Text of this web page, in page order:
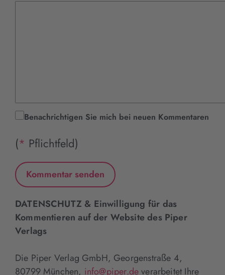
Benachrichtigen Sie mich bei neuen Kommentaren
(* Pflichtfeld)
DATENSCHUTZ & Einwilligung für das
Kommentieren auf der Website des Piper
Verlags
Die Piper Verlag GmbH, Georgenstraße 4,
80799 München, info@piper.deverarbeitet Ihre